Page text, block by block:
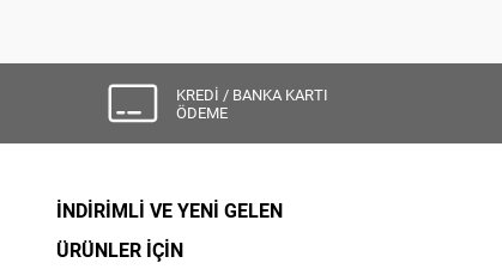
KREDİ / BANKA KARTI
ÖDEME
İNDİRİMLİ VE YENİ GELEN
ÜRÜNLER İÇİN